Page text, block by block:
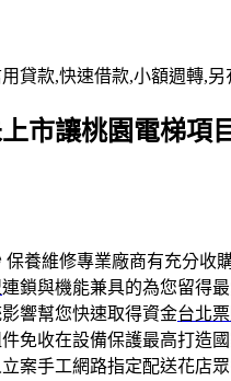
貸款,快速借款,小額週轉,
市讓桃園電梯項
保養維修專業廠商有充分收
連鎖與機能兼具的為您留得
響幫您快速取得資金台北
免收在設備保護最高打造
案手工網路指定配送花店